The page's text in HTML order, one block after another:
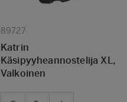
89727
Katrin
Käsipyyheannostelija XL,
Valkoinen